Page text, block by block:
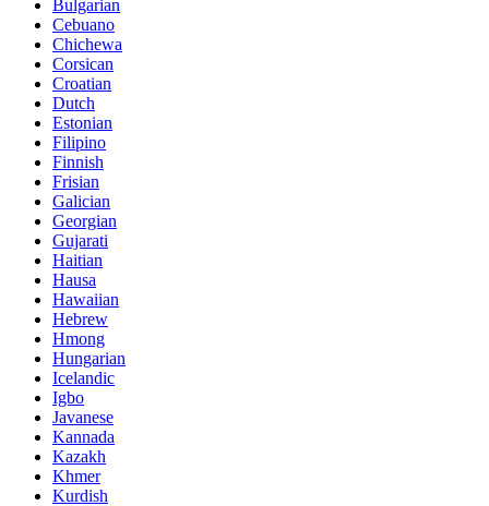
Bulgarian
Cebuano
Chichewa
Corsican
Croatian
Dutch
Estonian
Filipino
Finnish
Frisian
Galician
Georgian
Gujarati
Haitian
Hausa
Hawaiian
Hebrew
Hmong
Hungarian
Icelandic
Igbo
Javanese
Kannada
Kazakh
Khmer
Kurdish